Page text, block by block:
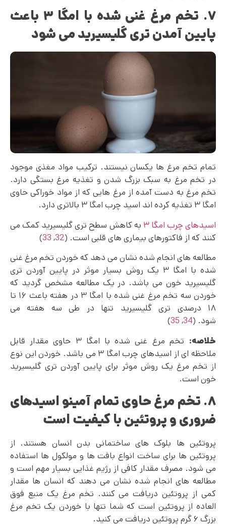
۷. تخم مرغ غنی شده با امگا ۳ باعث
پایین آمدن تری گلیسیرید می شود
تمام تخم مرغ ها یکسان نیستند. ترکیب مواد مغذی موجود
در تخم مرغ به سبک بزرگ شدن و تغذیه مرغ بستگی دارد.
تخم مرغ به دست آمده از مرغ هایی که از مواد خوراکی حاوی
امگا ۳ تغذیه کرده اند اسید چرب امگا ۳ بالاتری دارد.
اسیدهای چرب امگا ۳
به کاهش سطح تری گلیسیرید کمک می
کنند که از فاکتورهای بیماری های قلبی است. (32
,
33
)
مطالعه های انجام شده نشان می دهد که خوردن تخم مرغ غنی
شده با امگا ۳ یک روش بسیار موثر در پایین آوردن تری
گلیسیرید خون می باشد. در یک مطالعه مشخص گردید که
خوردن سه تخم مرغ غنی شده با امگا ۳ در هفته باعث ۱۶ تا
۱۸ درصدی تری‌ گلیسیرید تنها در طی سه هفته می
شود. (34
,
35
)
خلاصه:
تخم مرغ غنی شده با امگا ۳ حاوی مقدار قابل
ملاحظه ای از اسیدهای چرب امگا ۳ می باشد. خوردن این نوع
از تخم مرغ یک روش موثر برای پایین آوردن تری گلیسیرید
خون است.
۸. تخم مرغ حاوی تمام آمینو اسیدهای
ضروری و پروتئین با کیفیت است
پروتئین ها بلوک های ساختمانی بدن انسان هستند. از
پروتئین ها برای ساخت انواع بافت ها و مولکول ها استفاده
می شود. مصرف مقدار کافی از رژیم غذایی بسیار مهم است و
مطالعه های انجام شده نشان می دهند که انسان ها مقدار
کمی از پروتئین دریافت می کنند. تخم مرغ یک منبع فوق
العاده از پروتئین است که شما تنها با خوردن یک تخم مرغ
بزرگ ۶ گرم پروتئین دریافت می کنید.